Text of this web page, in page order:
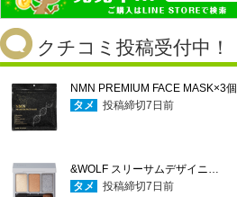
クチコミ投稿受付中！
NMN PREMIUM FACE MASK×3個
タメ
投稿締切7 日前
&WOLF スリーサムデザイニ…
タメ
投稿締切7 日前